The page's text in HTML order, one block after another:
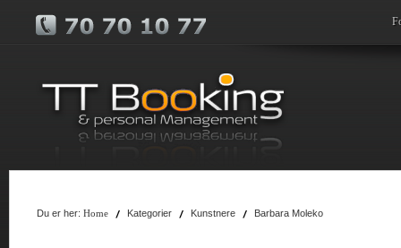
Du er her: Home Kategorier Kunstnere Barbara Moleko